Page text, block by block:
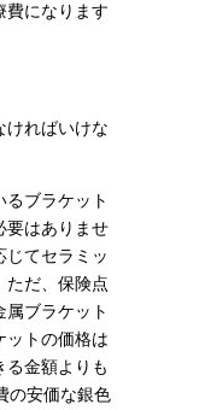
費になります
ければいけな
ブラケット
要はありませ
じてセラミッ
ただ、保険点
ブラケット
ットの価格は
る金額よりも
の安価な銀色